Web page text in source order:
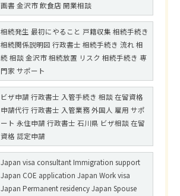
画書 金沢市 飲食店 開業相談
相続発生 最初にやること 戸籍収集 相続手続き
相続関係説明図 行政書士 相続手続き 流れ 相
続 相談 金沢市 相続放置 リスク 相続手続き 専
門家 サポート
ビザ申請 行政書士 入管手続き 相談 在留資格
申請代行 行政書士 入管業務 外国人 雇用 サポ
ート 永住申請 行政書士 石川県 ビザ相談 在留
資格 認定申請
Japan visa consultant Immigration support
Japan COE application Japan Work visa
Japan Permanent residency Japan Spouse